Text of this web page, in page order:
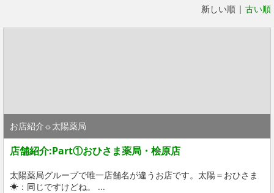
新しい順 | 古い順
お店紹介☼太陽薬局
店舗紹介:Part①おひさま薬局・桧原店
太陽薬局グループで唯一店舗名が違うお店です。太陽＝おひさま
☀：同じですけどね。 ...